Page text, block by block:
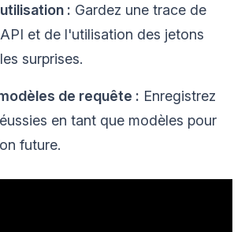
: Gardez une trace de
et de l'utilisation des jetons
surprises.
de requête : Enregistrez
en tant que modèles pour
future.